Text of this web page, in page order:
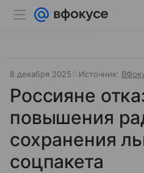
8 декабря 2025 Источник:
Россияне
повышения
сохранения
соцпакета